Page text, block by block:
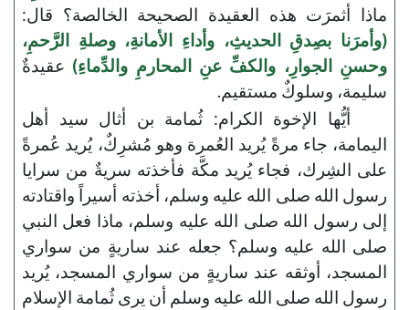
ماذا أثمرَت هذه العقيدة الصحيحة الخالصة؟ قال:
(وأمرَنا بصِدقِ الحديثِ، وأداءِ الأمانةِ، وصلةِ الرَّحمِ،
وحسنِ الجوارِ، والكفِّ عنِ المحارمِ والدِّماءِ) عقيدةٌ
سليمة، وسلوكٌ مستقيم.
أيُّها الإخوة الكرام: ثُمامة بن أثال سيد أهل
اليمامة، جاء مرةً يُريد العُمرة وهو مُشرِكٌ، يُريد عُمرةً
على الشِرك، فجاء يُريد مكَّة فأخذته سريةٌ من سرايا
رسول الله صلى الله عليه وسلم، أخذته أسيراً واقتادته
إلى رسول الله صلى الله عليه وسلم، ماذا فعل النبي
صلى الله عليه وسلم؟ جعله عند ساريةٍ من سواري
المسجد، أوثقه عند ساريةٍ من سواري المسجد، يُريد
رسول الله صلى الله عليه وسلم أن يرى ثُمامة الإسلام